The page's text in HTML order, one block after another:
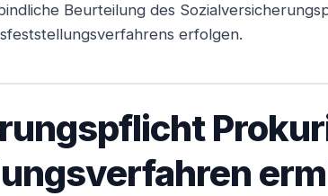
Beurteilung des
erfolgen.